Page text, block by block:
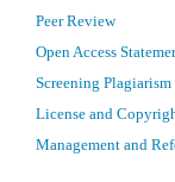
Peer Review
Open Access
Screening Plagiarism
License and
Management and